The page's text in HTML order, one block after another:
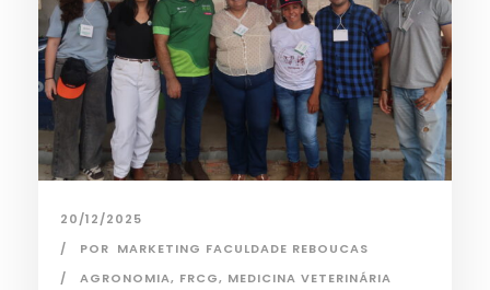
20/12/2025
POR MARKETING FACULDADE REBOUCAS
AGRONOMIA, FRCG, MEDICINA VETERINÁRIA